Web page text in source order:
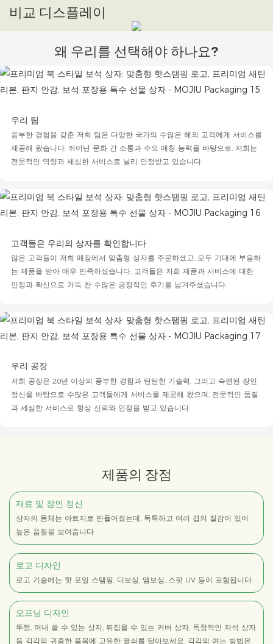
비교 디스플레이
왜 우리를 선택해야 하나요?
우리 팀
풍부한 경험을 갖춘 저희 팀은 다양한 국가의 수많은 해외 ​​고객에게 서비스를
제공해 왔습니다. 뛰어난 문화 간 소통과 수요 매칭 능력을 바탕으로, 저희는
전문적인 역량과 세심한 서비스로 널리 인정받고 있습니다.
고객들은 우리의 상자를 확인합니다
많은 고객들이 저희 매장에서 맞춤형 상자를 주문하셨고, 모두 기대에 부응하
는 제품을 받아 매우 만족하셨습니다. 고객들은 저희 제품과 서비스에 대한
인정과 확신으로 가득 찬 수많은 긍정적인 후기를 남겨주셨습니다.
우리 공장
저희 공장은 20년 이상의 풍부한 경험과 탄탄한 기술력, 그리고 숙련된 장인
정신을 바탕으로 수많은 고객들에게 서비스를 제공해 왔으며, 전문적인 품질
과 세심한 서비스로 항상 신뢰와 인정을 받고 있습니다.
제품의 장점
재료 및 장인 정신
상자의 몸체는 아트지로 만들어졌는데, 독특하고 여러 겹의 질감이 있어
높은 품질을 보여줍니다.
로고 디자인
로고 기술에는 핫 포일 스탬핑, 디보싱, 엠보싱, 스팟 UV 등이 포함됩니다.
오프닝 디자인
뚜껑, 꺼내 쓸 수 있는 상자, 뒤집을 수 있는 커버 상자, 독창적인 자석 상자
등 각각의 귀중한 품목에 고유한 열쇠를 달아보세요. 각각의 여는 방법은